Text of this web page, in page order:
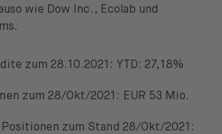
wie Dow Inc., Ecolab und
zum 28.10.2021: YTD: 27,18%
zum 28/Okt/2021: EUR 53 Mio.
Positionen zum Stand 28/Okt/2021: